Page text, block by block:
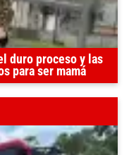
duro proceso y las
para ser mamá